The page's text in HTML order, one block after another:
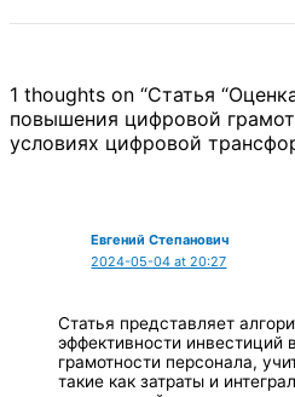
1 thoughts on “Статья
повышения цифровой
условиях цифровой
Евгений Степанович
2024-05-04 at 20:27
Статья представляет
эффективности
грамотности персонала,
такие как затраты и